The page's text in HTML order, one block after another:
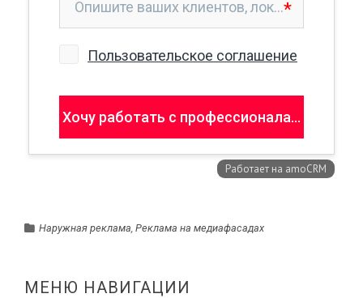
Наружная реклама, Реклама на медиафасадах
МЕНЮ НАВИГАЦИИ